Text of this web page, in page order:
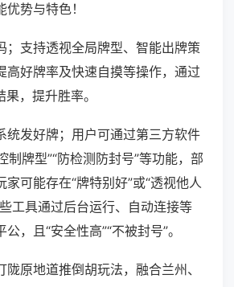
势与特色！
；支持透视全局牌型、智能出牌策
高好牌率及快速自摸等操作，通过
，提升胜率。
统发好牌；用户可通过第三方软件
制牌型”“防检测防封号”等功能，部
家可能存在“牌特别好”或“透视他人
工具通过后台运行、自动连接等
，且“安全性高”“不被封号”。
原地道推倒胡玩法，融合兰州、